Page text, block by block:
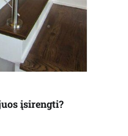
įsirengti?